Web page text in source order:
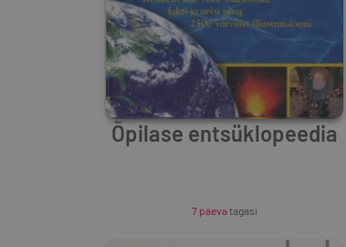
Õpilase entsüklopeedia
7 päevatagasi